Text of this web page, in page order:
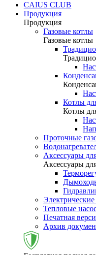
CAIUS CLUB
Продукция
Продукция
Газовые котлы
Газовые котлы
Котлы
Котлы
Проточные
Аксессуары
Аксессуары
Тепловые
Печатная
Архив